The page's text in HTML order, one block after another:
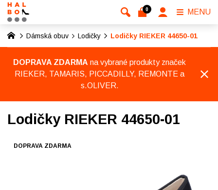
Dámská obuv Lodičky Lodičky RIEKER 44650-01
DOPRAVA ZDARMA na vybrané produkty značek
RIEKER, TAMARIS, PICCADILLY, REMONTE a
s.OLIVER.
Lodičky RIEKER 44650-01
DOPRAVA ZDARMA
0 MENU